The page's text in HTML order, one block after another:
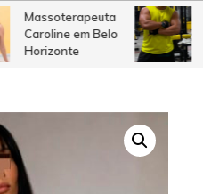
Massoterapeuta
Caroline em Belo
Horizonte